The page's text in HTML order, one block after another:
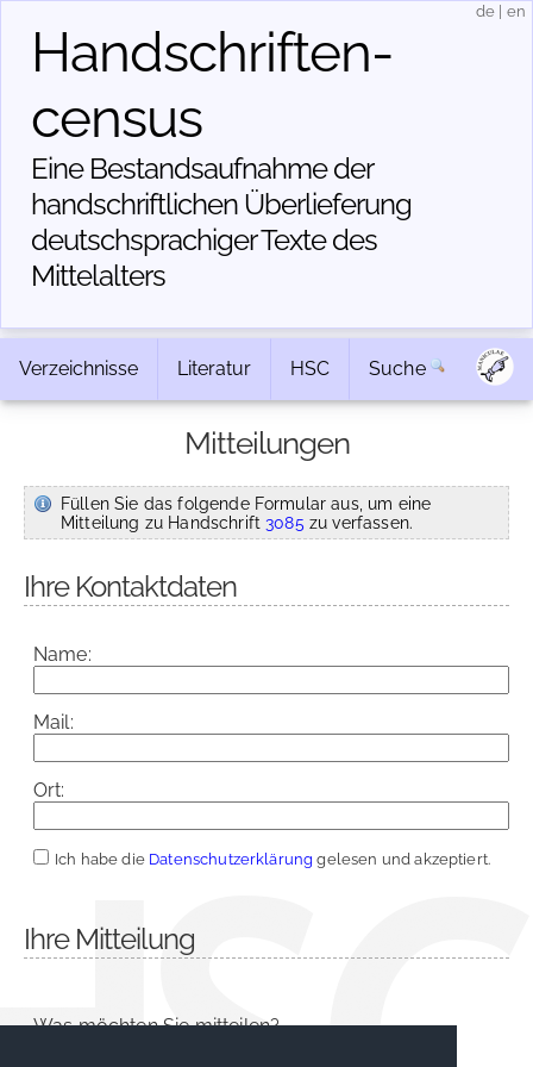
Handschriften­
census
Eine Bestandsaufnahme der
handschriftlichen Über­lieferung
deutschsprachiger Texte des
Mittelalters
de en
Verzeichnisse Literatur HSC Suche
Mitteilungen
Füllen Sie das folgende Formular aus, um eine
Mitteilung zu Handschrift3085 zu verfassen.
Ihre Kontaktdaten
Name:
Mail:
Ort:
Ich habe die Datenschutzerklärung gelesen und akzeptiert.
Ihre Mitteilung
Was möchten Sie mitteilen?